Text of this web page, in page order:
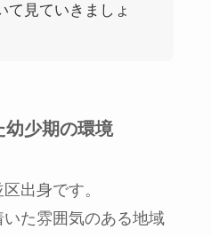
て見ていきましょ
幼少期の環境
出身です。
た雰囲気のある地域